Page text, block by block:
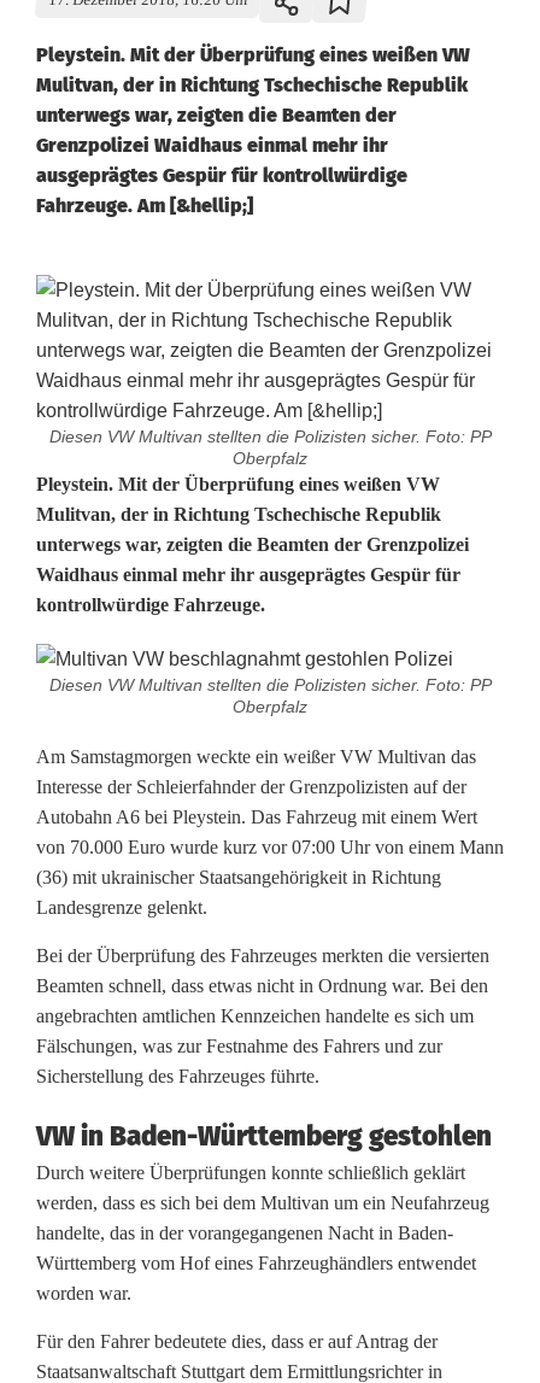
Pleystein. Mit der Überprüfung eines weißen VW
Mulitvan, der in Richtung Tschechische Republik
unterwegs war, zeigten die Beamten der
Grenzpolizei Waidhaus einmal mehr ihr
ausgeprägtes Gespür für kontrollwürdige
Fahrzeuge. Am [&hellip;]
Diesen VW Multivan stellten die Polizisten sicher. Foto: PP
Oberpfalz
R
i
c
t
g
e
r
R
i
e
c
h
e
r
:
P
l
Pleystein. Mit der Überprüfung eines weißen VW
Mulitvan, der in Richtung Tschechische Republik
unterwegs war, zeigten die Beamten der Grenzpolizei
Waidhaus einmal mehr ihr ausgeprägtes Gespür für
kontrollwürdige Fahrzeuge.
Diesen VW Multivan stellten die Polizisten sicher. Foto: PP
Oberpfalz
Am Samstagmorgen weckte ein weißer VW Multivan das
Interesse der Schleierfahnder der Grenzpolizisten auf der
Autobahn A6 bei Pleystein. Das Fahrzeug mit einem Wert
von 70.000 Euro wurde kurz vor 07:00 Uhr von einem Mann
(36) mit ukrainischer Staatsangehörigkeit in Richtung
Landesgrenze gelenkt.
Bei der Überprüfung des Fahrzeuges merkten die versierten
Beamten schnell, dass etwas nicht in Ordnung war. Bei den
angebrachten amtlichen Kennzeichen handelte es sich um
Fälschungen, was zur Festnahme des Fahrers und zur
Sicherstellung des Fahrzeuges führte.
VW in Baden-Württemberg gestohlen
Durch weitere Überprüfungen konnte schließlich geklärt
werden, dass es sich bei dem Multivan um ein Neufahrzeug
handelte, das in der vorangegangenen Nacht in Baden-
Württemberg vom Hof eines Fahrzeughändlers entwendet
worden war.
Für den Fahrer bedeutete dies, dass er auf Antrag der
Staatsanwaltschaft Stuttgart dem Ermittlungsrichter in